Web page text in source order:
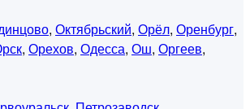
, Октябрьский, Орёл, Оренбург,
, Орехов, Одесса, Ош, Оргеев,